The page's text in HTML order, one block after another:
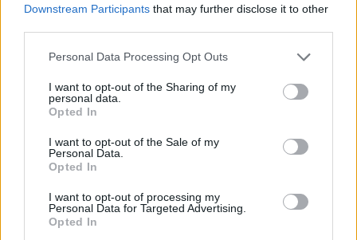
Downstream Participants that may further disclose it to other
Personal Data Processing Opt Outs
I want to opt-out of the Sharing of my
personal data.
Opted In
I want to opt-out of the Sale of my
Personal Data.
Opted In
I want to opt-out of processing my
Personal Data for Targeted Advertising.
Opted In
Deseu el meu nom, el correu electrònic i el lloc web en
aquest navegador per a la propera vegada que comenti.
Captcha 5 * 3 = ?
characters